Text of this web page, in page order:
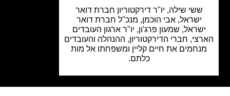
ששי שילה, יו"ר דירקטוריון חברת דואר
ישראל, אבי הוכמן, מנכ"ל חברת דואר
שמעון פרג'ון, יו"ר ארגון העובדים
חברי הדירקטוריון, ההנהלה והעובדים
את חיים קליין ומשפחתו אל מות